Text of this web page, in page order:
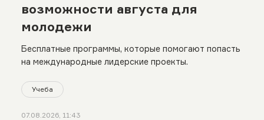
возможности августа для
молодежи
Бесплатные программы, которые помогают попасть
на международные лидерские проекты.
Учеба
07.08.2026, 11:43